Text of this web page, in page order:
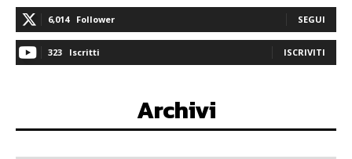
6,014 Follower SEGUI
323 Iscritti ISCRIVITI
Archivi